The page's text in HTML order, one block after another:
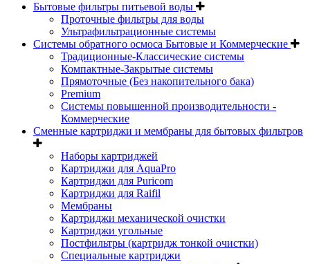
Бытовые фильтры питьевой воды
Проточные фильтры для воды
Ультрафильтрационные системы
Системы обратного осмоса Бытовые и Коммерческие
Традиционные-Классические системы
Компактные-Закрытые системы
Прямоточные (Без накопительного бака)
Premium
Системы повышенной производительности -
Коммерческие
Сменные картриджи и мембраны для бытовых фильтров
Наборы картриджей
Картриджи для AquaPro
Картриджи для Puricom
Картриджи для Raifil
Мембраны
Картриджи механической очистки
Картриджи угольные
Постфильтры (картридж тонкой очистки)
Специальные картриджи